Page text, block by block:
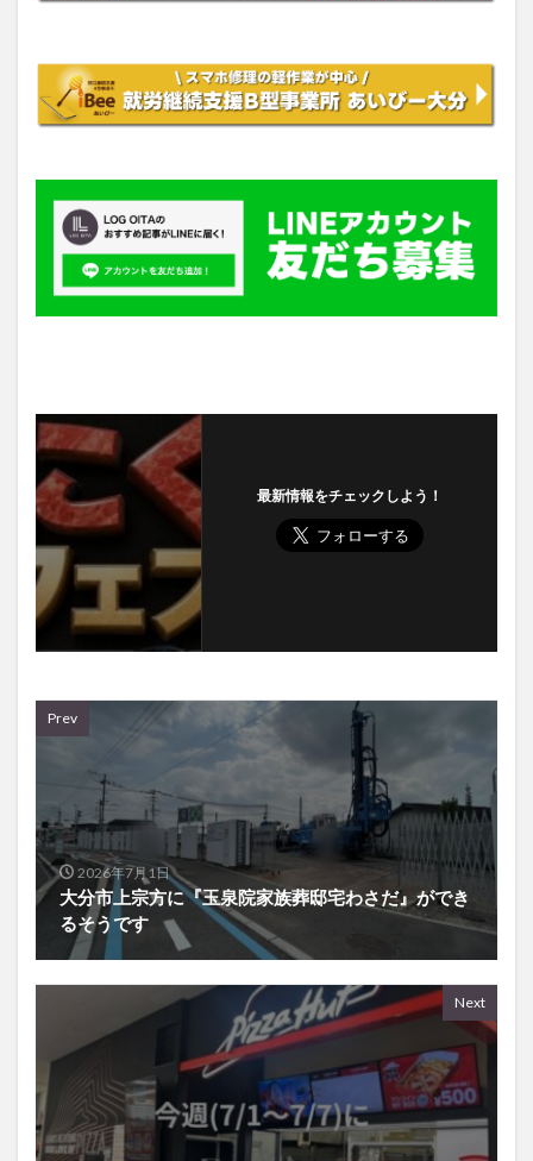
最新情報をチェックしよう！
Prev
2026年7月1日
大分市上宗方に『玉泉院家族葬邸宅わさだ』ができ
るそうです
Next